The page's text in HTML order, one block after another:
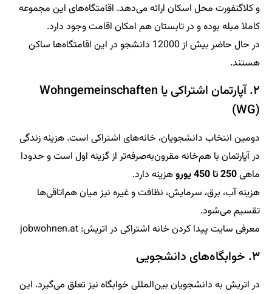
و کلاگنفورت محل اسکان ارائه می‌دهد. اقامتگاه‌های این مجموعه
کاملا مبله بوده و در تابستان هم امکان اقامت وجود دارد.
در حال حاضر بیش از 12000 دانشجو در این اقامتگاه‌ها ساکن
هستند.
۲. آپارتمان اشتراکی یا Wohngemeinschaften
(WG)
دومین انتخاب دانشجویان، خانه‌های اشتراکی است. هزینه زندگی
در آپارتمان با هم‌خانه مقرون‌به‌صرفه‌تر از گزینه اول است و حدودا
ماهی
هزینه دارد.
هزینه آب، برق، سرمایش، نظافت و غیره نیز میان هم‌اتاقی‌ها
تقسیم می‌شود.
معرفی سایت پیدا کردن خانه اشتراکی در اتریش: jobwohnen.at
۳. خوابگاه‌های دانشجویی
در اتریش به دانشجویان بین‌المللی خوابگاه نیز تعلق می‎‌گیرد. این